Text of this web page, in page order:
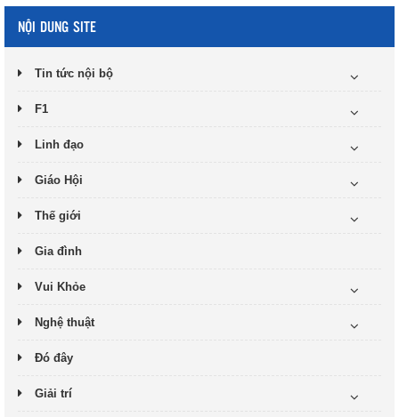
NỘI DUNG SITE
Tin tức nội bộ
F1
Linh đạo
Giáo Hội
Thế giới
Gia đình
Vui Khỏe
Nghệ thuật
Đó đây
Giải trí